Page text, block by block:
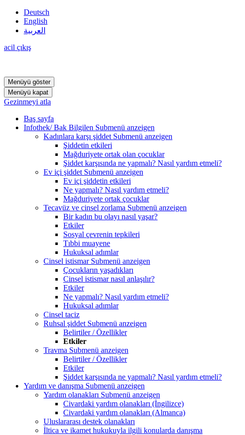
Deutsch
English
العربية
acil çıkış
Menüyü göster
Menüyü kapat
Gezinmeyi atla
Baş sayfa
Infothek/ Bak Bilgilen Submenü anzeigen
Kadınlara karşı şiddet Submenü anzeigen
Şiddetin etkileri
Mağduriyete ortak olan çocuklar
Şiddet karşısında ne yapmalı? Nasıl yardım etmeli?
Ev içi şiddet Submenü anzeigen
Ev içi şiddetin etkileri
Ne yapmalı? Nasıl yardım etmeli?
Mağduriyete ortak çocuklar
Tecavüz ve cinsel zorlama Submenü anzeigen
Bir kadın bu olayı nasıl yaşar?
Etkiler
Sosyal çevrenin tepkileri
Tıbbi muayene
Hukuksal adımlar
Cinsel istismar Submenü anzeigen
Çocukların yaşadıkları
Cinsel istismar nasıl anlaşılır?
Etkiler
Ne yapmalı? Nasıl yardım etmeli?
Hukuksal adımlar
Cinsel taciz
Ruhsal şiddet Submenü anzeigen
Belirtiler / Özellikler
Etkiler
Travma Submenü anzeigen
Belirtiler / Özellikler
Etkiler
Şiddet karşısında ne yapmalı? Nasıl yardım etmeli?
Yardım ve danışma Submenü anzeigen
Yardım olanakları Submenü anzeigen
Civardaki yardım olanakları (İngilizce)
Civardaki yardım olanakları (Almanca)
Uluslararası destek olanakları
İltica ve ikamet hukukuyla ilgili konularda danışma